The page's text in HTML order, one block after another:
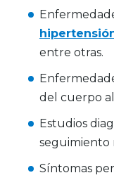
entre otras.
del cuerpo
Estudios
seguimiento
Síntomas